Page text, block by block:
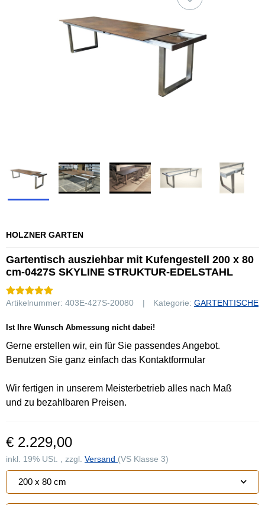
HOLZNER GARTEN
Gartentisch ausziehbar mit Kufengestell 200 x 80
cm-0427S SKYLINE STRUKTUR-EDELSTAHL
Artikelnummer: 403E-427S-20080 Kategorie: GARTENTISCHE
Ist Ihre Wunsch Abmessung nicht dabei!
Gerne erstellen wir, ein für Sie passendes Angebot.
Benutzen Sie ganz einfach das Kontaktformular
Wir fertigen in unserem Meisterbetrieb alles nach Maß
und zu bezahlbaren Preisen.
€ 2.229,00
inkl. 19% USt. , zzgl. Versand (VS Klasse 3)
200 x 80 cm